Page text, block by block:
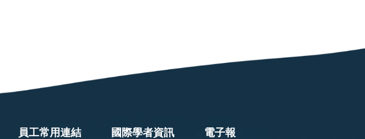
員工常用連結 國際學者資訊 電子報